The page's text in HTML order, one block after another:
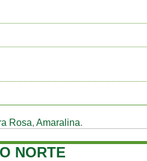
Rosa, Amaralina.
NORTE